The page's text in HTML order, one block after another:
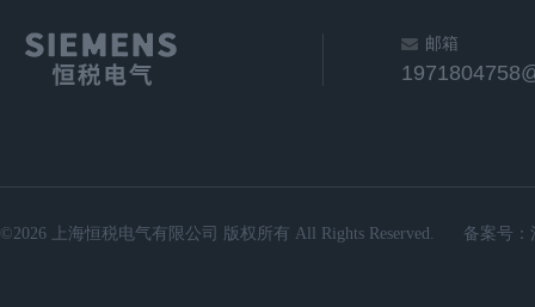
邮箱
©2026 上海恒税电气有限公司 版权所有 All Rights Reserved. 备案号：